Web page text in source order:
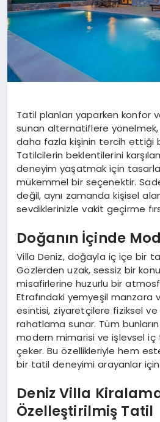
Tatil planları yaparken konfor
sunan alternatiflere
daha fazla kişinin tercih ettiği
Tatilcilerin beklentilerini
deneyim yaşatmak için
mükemmel bir seçenektir.
değil, aynı zamanda kişisel
sevdiklerinizle vakit geçirme
Doğanın İçinde
Villa Deniz, doğayla iç içe bir
Gözlerden uzak, sessiz bir
misafirlerine huzurlu bir
Etrafındaki yemyeşil manzara
esintisi, ziyaretçilere fiziksel ve
rahatlama sunar. Tüm bunların
modern mimarisi ve işlevsel iç
çeker. Bu özellikleriyle hem
bir tatil deneyimi arayanlar
Deniz Villa
Özelleştirilmiş Tatil